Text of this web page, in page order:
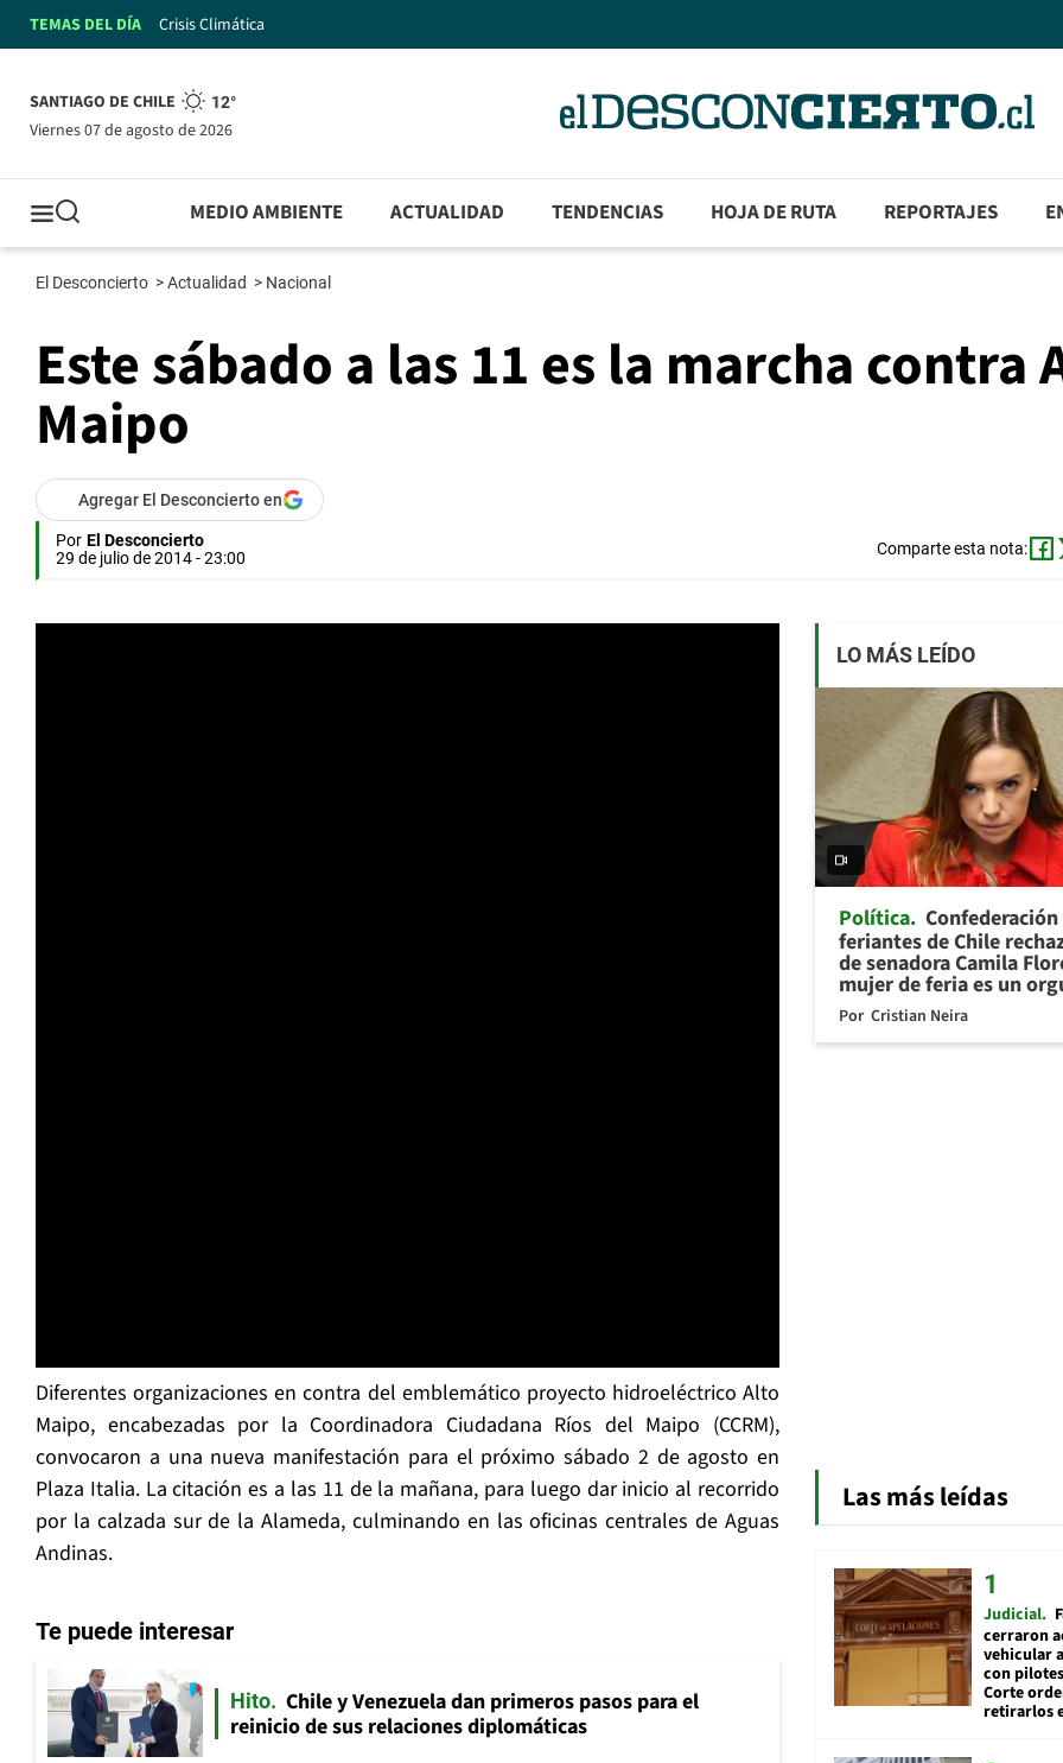
TEMAS DEL DÍA Crisis Climática
SANTIAGO DE CHILE 12°
viernes 07 de agosto de 2026
MEDIO AMBIENTE ACTUALIDAD TENDENCIAS HOJA DE RUTA REPORTAJES
El Desconcierto >Actualidad > Nacional
Este sábado a las 11 es la marcha contra
Maipo
Agregar El Desconcierto en
Por El Desconcierto
29 de julio de 2014 - 23:00
Comparte esta nota:
Diferentes organizaciones en contra del emblemático proyecto hidroeléctrico Alto
Maipo, encabezadas por la Coordinadora Ciudadana Ríos del Maipo (CCRM),
convocaron a una nueva manifestación para el próximo sábado 2 de agosto en
Plaza Italia. La citación es a las 11 de la mañana, para luego dar inicio al recorrido
por la calzada sur de la Alameda, culminando en las oficinas centrales de Aguas
Andinas.
Te puede interesar
Hito
Chile y Venezuela dan primeros pasos para el
reinicio de sus relaciones diplomáticas
LO MÁS LEÍDO
Política Confederación
feriantes de Chile
de senadora Camila
mujer de feria es un
Por Cristian Neira
Las más leídas
Judicial
cerraron
vehicular
con
Corte
retirarlos